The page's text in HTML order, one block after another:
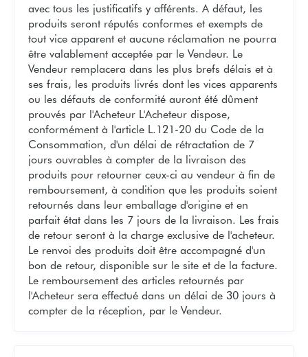
avec tous les justificatifs y afférents. A défaut, les
produits seront réputés conformes et exempts de
tout vice apparent et aucune réclamation ne pourra
être valablement acceptée par le Vendeur. Le
Vendeur remplacera dans les plus brefs délais et à
ses frais, les produits livrés dont les vices apparents
ou les défauts de conformité auront été dûment
prouvés par l'Acheteur L'Acheteur dispose,
conformément à l'article L.121-20 du Code de la
Consommation, d'un délai de rétractation de 7
jours ouvrables à compter de la livraison des
produits pour retourner ceux-ci au vendeur à fin de
remboursement, à condition que les produits soient
retournés dans leur emballage d'origine et en
parfait état dans les 7 jours de la livraison. Les frais
de retour seront à la charge exclusive de l'acheteur.
Le renvoi des produits doit être accompagné d'un
bon de retour, disponible sur le site et de la facture.
Le remboursement des articles retournés par
l'Acheteur sera effectué dans un délai de 30 jours à
compter de la réception, par le Vendeur.